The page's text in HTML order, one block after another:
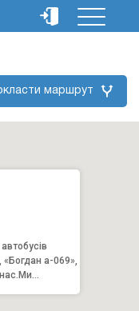
маршрут
«Богдан а-069»,